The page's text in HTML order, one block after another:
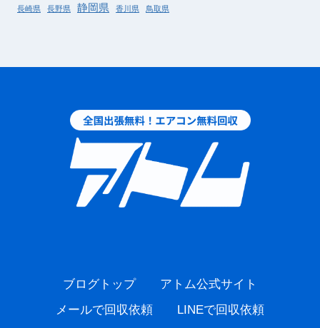
長崎県 長野県 静岡県 香川県 鳥取県
ブログトップ
アトム公式サイト
メールで回収依頼
LINEで回収依頼